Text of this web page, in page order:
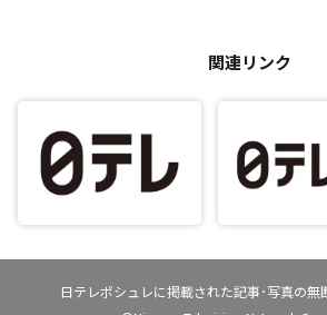
関連リンク
日テレポシュレに掲載された記事･写真の無